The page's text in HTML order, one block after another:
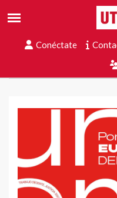
Conéctate